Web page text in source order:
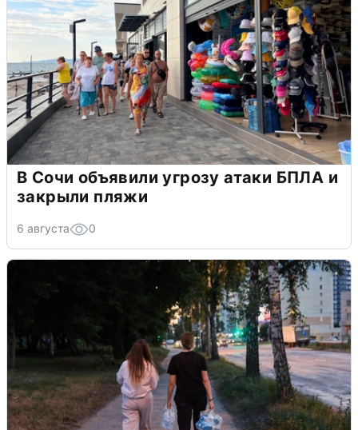
В Сочи объявили угрозу атаки БПЛА и
закрыли пляжи
6 августа 0